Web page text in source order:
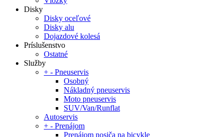
Disky
Disky oceľové
Disky alu
Dojazdové kolesá
Príslušenstvo
Ostatné
Služby
+ - Pneuservis
Osobný
Nákladný pneuservis
Moto pneuservis
SUV/Van/Runflat
Autoservis
+ - Prenájom
Prenájom nosiča na bicykle